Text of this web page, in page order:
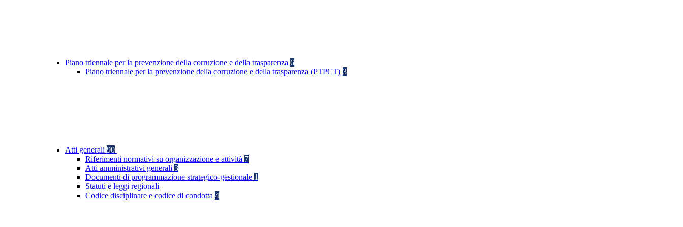
Piano triennale per la prevenzione della corruzione e della trasparenza 6
Piano triennale per la prevenzione della corruzione e della trasparenza (PTPCT) 3
Atti generali 90
Riferimenti normativi su organizzazione e attività 7
Atti amministrativi generali 3
Documenti di programmazione strategico-gestionale 1
Statuti e leggi regionali
Codice disciplinare e codice di condotta 4